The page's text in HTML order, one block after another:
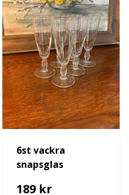
6st vackra
snapsglas
189 kr